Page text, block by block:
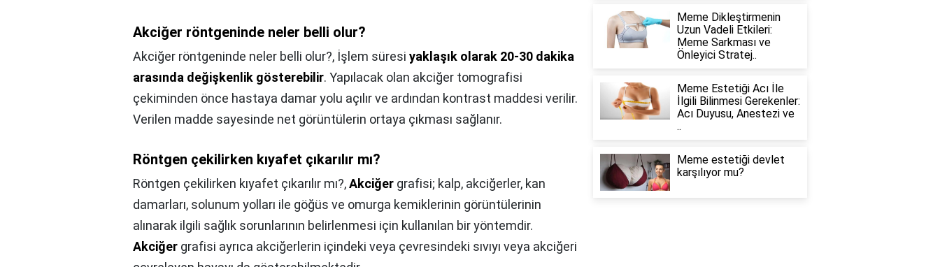
Akciğer röntgeninde neler belli olur?
Akciğer röntgeninde neler belli olur?, İşlem süresi yaklaşık olarak 20-30 dakika
arasında değişkenlik gösterebilir. Yapılacak olan akciğer tomografisi
çekiminden önce hastaya damar yolu açılır ve ardından kontrast maddesi verilir.
Verilen madde sayesinde net görüntülerin ortaya çıkması sağlanır.
Röntgen çekilirken kıyafet çıkarılır mı?
Röntgen çekilirken kıyafet çıkarılır mı?,Akciğer grafisi; kalp, akciğerler, kan
damarları, solunum yolları ile göğüs ve omurga kemiklerinin görüntülerinin
alınarak ilgili sağlık sorunlarının belirlenmesi için kullanılan bir yöntemdir.
Akciğer grafisi ayrıca akciğerlerin içindeki veya çevresindeki sıvıyı veya akciğeri
Meme Dikleştirmenin
Uzun Vadeli Etkileri:
Meme Sarkması ve
Önleyici Stratej..
Meme Estetiği Acı İle
İlgili Bilinmesi Gerekenler:
Acı Duyusu, Anestezi ve
..
Meme estetiği devlet
karşılıyor mu?